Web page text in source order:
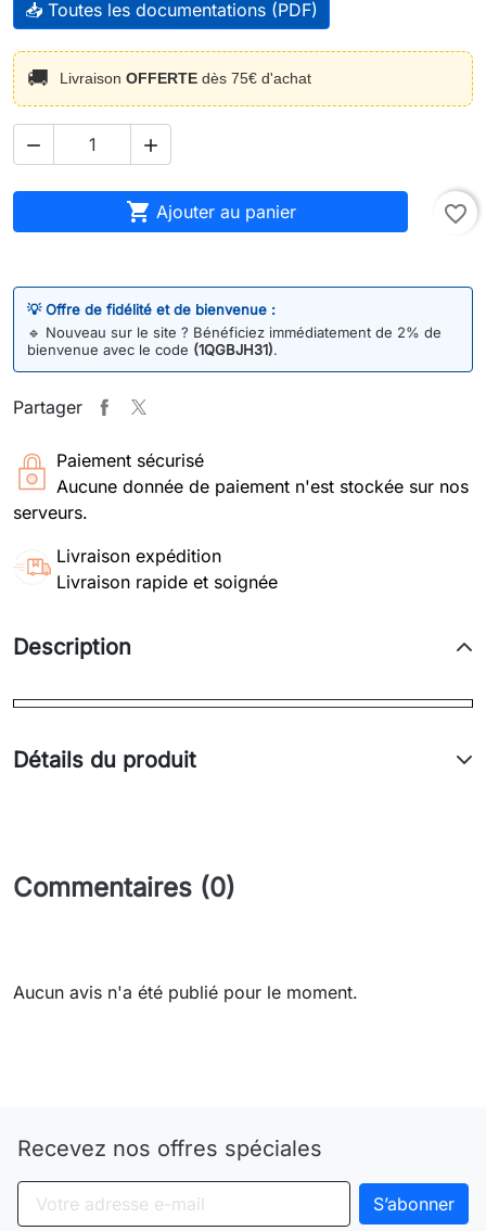
📥 Toutes les documentations (PDF)
🚚 Livraison OFFERTE dès 75€ d'achat
 
 Ajouter au panier favorite_border
💡 Offre de fidélité et de bienvenue :
🔹 Nouveau sur le site ? Bénéficiez immédiatement de 2% de
bienvenue avec le code (1QGBJH31).
Partager
Paiement sécurisé
Aucune donnée de paiement n'est stockée sur nos
serveurs.
Livraison expédition
Livraison rapide et soignée
Description
Détails du produit
Commentaires (0)
Aucun avis n'a été publié pour le moment.
Recevez nos offres spéciales